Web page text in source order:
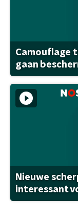
Camouflage
gaan
Nieuwe
interessant